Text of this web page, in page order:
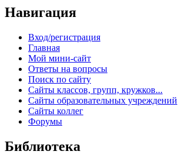
Навигация
Вход/регистрация
Главная
Мой мини-сайт
Ответы на вопросы
Поиск по сайту
Сайты классов, групп, кружков...
Сайты образовательных учреждений
Сайты коллег
Форумы
Библиотека